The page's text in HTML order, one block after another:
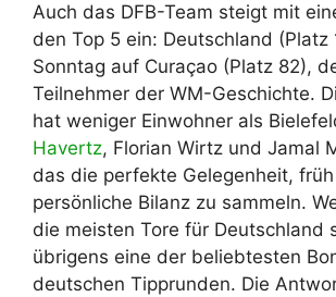
Auch das DFB-Team steigt mit
den Top 5 ein: Deutschland (Platz
Sonntag auf Curaçao (Platz 82),
Teilnehmer der WM-Geschichte.
hat weniger Einwohner als
Havertz, Florian Wirtz und Jamal
das die perfekte Gelegenheit,
persönliche Bilanz zu sammeln.
die meisten Tore für Deutschland
übrigens eine der beliebtesten
deutschen Tipprunden. Die